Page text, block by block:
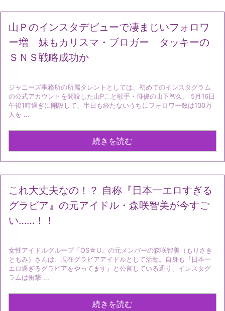
山Ｐのインスタデビューで凄まじいフォロワ
ー増 妹もカリスマ・ブロガー タッキーの
ＳＮＳ戦略成功か
ジャニーズ事務所の所属タレントとしては、初めてのインスタグラム
の公式アカウントを開設した山Pこと歌手・俳優の山下智久。 5月16日
午後1時過ぎに開設して、半日も経たないうちにフォロワー数は100万
人を ...
続きを読む
これ大丈夫なの！？ 自称『日本一エロすぎる
グラビア』の元アイドル・森咲智美が今すご
い……！！
女性アイドルグループ「OS☆U」の元メンバーの森咲智美（もりさき
ともみ）さんは、現在グラビアアイドルとして活動。自身も『日本一
エロ過ぎるグラビアをやってます』と公言している通り、インスタグ
ラムは衝撃 ...
続きを読む